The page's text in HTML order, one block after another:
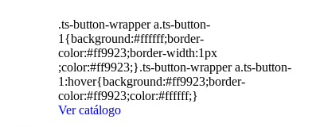
.ts-button-wrapper a.ts-button-
1{background:#ffffff;border-
color:#ff9923;border-width:1px
;color:#ff9923;}.ts-button-wrapper a.ts-button-
1:hover{background:#ff9923;border-
color:#ff9923;color:#ffffff;}
Ver catálogo